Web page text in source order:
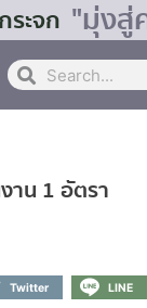
ะจก "มุ่งสู่
าน 1 อัตรา
Twitter LINE